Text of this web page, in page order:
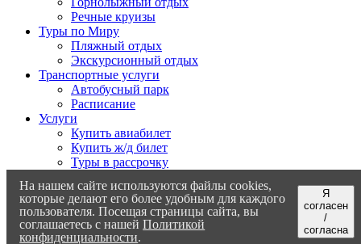
Речные круизы
Туры по Миру
Пляжный отдых
Экскурсионный отдых
Транспортные услуги
Автобусный парк
Расписание
Услуги
Купить авиабилет
Купить ж/д билет
Туры в рассрочку
Отзывы
Контакты
г. Невинномысск, ул. Павлова, 16
Схема проезда
На нашем сайте используются файлы cookies,
которые делают его более удобным для каждого
пользователя. Посещая страницы сайта, вы
соглашаетесь с нашейПолитикой
конфиденциальности.
Я
согласен
/
согласна